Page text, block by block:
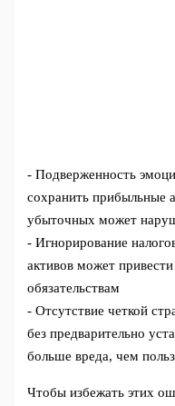
- Подверженность
сохранить прибыльные
убыточных может
- Игнорирование
активов может
обязательствам
- Отсутствие четкой
без предварительно
больше вреда, чем
Чтобы избежать этих